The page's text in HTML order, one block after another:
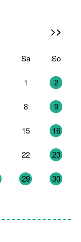
>>
Sa So
1 2
8 9
15 16
22 23
29 30